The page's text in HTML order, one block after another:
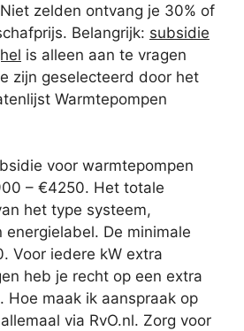
zelden ontvang je 30% of
Belangrijk: subsidie
is alleen aan te vragen
zijn geselecteerd door het
Warmtepompen
voor warmtepompen
– €4250. Het totale
het type systeem,
energielabel. De minimale
Voor iedere kW extra
heb je recht op een extra
Hoe maak ik aanspraak op
via RvO.nl. Zorg voor